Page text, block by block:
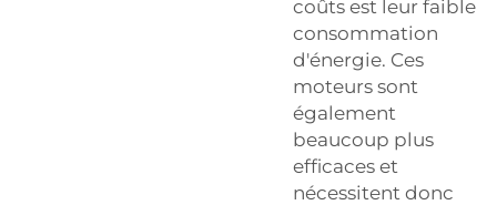
coûts est leur faible
consommation
d'énergie. Ces
moteurs sont
également
beaucoup plus
efficaces et
nécessitent donc